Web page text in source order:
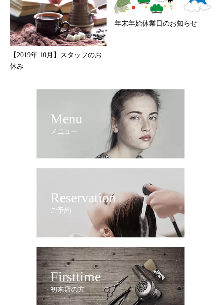
【2019年 10月】スタッフのお
休み
年末年始休業日のお知らせ
Menu
メニュー
Reservation
ご予約
Firsttime
初来店の方